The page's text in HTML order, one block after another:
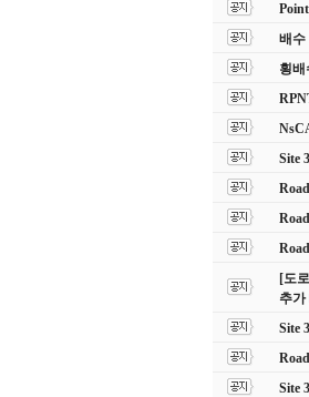
배수
횡
Site
[도
추가
Site
Site